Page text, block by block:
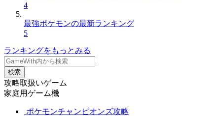
4
最強ポケモンの最新ランキング
5
ランキングをもっとみる
検索
攻略取扱いゲーム
家庭用ゲーム機
ポケモンチャンピオンズ攻略